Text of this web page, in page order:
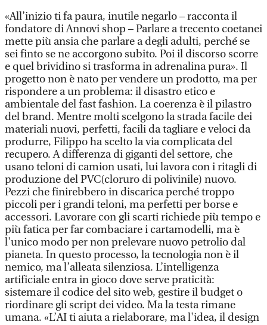
«All’inizio ti fa paura, inutile negarlo – racconta il
fondatore di Annovi shop – Parlare a trecento coetanei
mette più ansia che parlare a degli adulti, perché se
sei finto se ne accorgono subito. Poi il discorso scorre
e quel brividino si trasforma in adrenalina pura». Il
progetto non è nato per vendere un prodotto, ma per
rispondere a un problema: il disastro etico e
ambientale del fast fashion. La coerenza è il pilastro
del brand. Mentre molti scelgono la strada facile dei
materiali nuovi, perfetti, facili da tagliare e veloci da
produrre, Filippo ha scelto la via complicata del
recupero. A differenza di giganti del settore, che
usano teloni di camion usati, lui lavora con i ritagli di
produzione del PVC(cloruro di polivinile) nuovo.
Pezzi che finirebbero in discarica perché troppo
piccoli per i grandi teloni, ma perfetti per borse e
accessori. Lavorare con gli scarti richiede più tempo e
più fatica per far combaciare i cartamodelli, ma è
l'unico modo per non prelevare nuovo petrolio dal
pianeta. In questo processo, la tecnologia non è il
nemico, ma l’alleata silenziosa. L’intelligenza
artificiale entra in gioco dove serve praticità:
sistemare il codice del sito web, gestire il budget o
riordinare gli script dei video. Ma la testa rimane
umana. «L’AI ti aiuta a rielaborare, ma l'idea, il design